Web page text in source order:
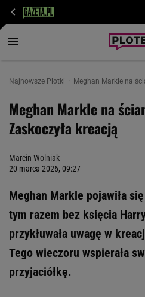
Najnowsze Plotki Meghan Markle na
Meghan Markle na
Zaskoczyła kreacją
Marcin Wolniak
20 marca 2026, 09:27
Meghan Markle pojawiła
tym razem bez księcia
przykłuwała uwagę w
Tego wieczoru wspierała
przyjaciółkę.